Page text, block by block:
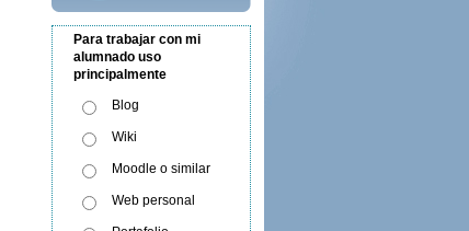
Para trabajar con mi
alumnado uso
principalmente
Blog
Wiki
Moodle o similar
Web personal